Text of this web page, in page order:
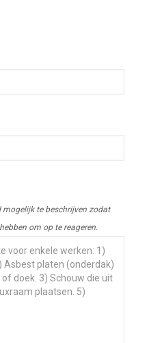
te beschrijven zodat
om op te reageren.